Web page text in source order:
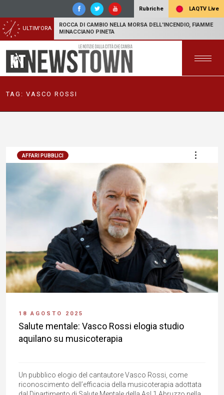
Rubriche LAQTV Live
ULTIM'ORA
ROCCA DI CAMBIO NELLA MORSA DELL'INCENDIO, FIAMME
MINACCIANO PINETA
TAG: VASCO ROSSI
AFFARI PUBBLICI
18 AGOSTO 2025
Salute mentale: Vasco Rossi elogia studio
aquilano su musicoterapia
Un pubblico elogio del cantautore Vasco Rossi, come
riconoscimento dell’efficacia della musicoterapia adottata